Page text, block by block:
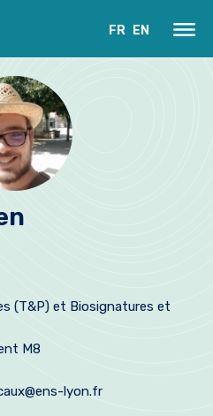
FR EN
(T&P) et Biosignatures et
M8
lyon.fr